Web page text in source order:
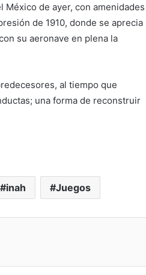
de ayer, con amenidades
de 1910, donde se aprecia
su aeronave en plena la
al tiempo que
una forma de reconstruir
inah Juegos